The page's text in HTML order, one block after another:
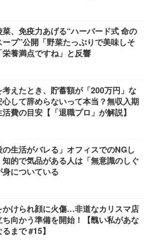
菜、免疫力あげる“ハーバード式 命の
ープ”公開「野菜たっぷりで美味しそ
栄養満点ですね」と反響
考えたとき、貯蓄額が「200万円」な
心して辞めらないって本当？無収入期
費の目安【「退職プロ」が解説】
の生活がバレる」オフィスでのNGし
知的で気品がある人は「無意識のしぐ
身についている
かけられ顔に火傷…非道なカリスマ店
ち向かう準備を開始！【醜い私があな
まで #15】